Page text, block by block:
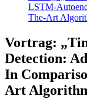
LSTM-
The-Art
Vortrag:
Detection:
In
Art